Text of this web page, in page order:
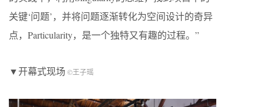
关键‘问题’，并将问题逐渐转化为空间设计的奇异
点，Particularity，是一个独特又有趣的过程。”
▼开幕式现场 ©王子瑶